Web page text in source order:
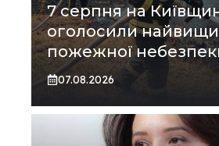
7 серпня на
оголосили
пожежної
07.08.2026